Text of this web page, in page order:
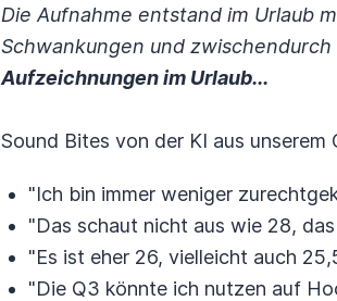
Die Aufnahme entstand im Urlaub
Schwankungen und
Aufzeichnungen im Urlaub...
Sound Bites von der KI aus
"Ich bin immer weniger
"Das schaut nicht aus wie 28,
"Es ist eher 26, vielleicht auch
"Die Q3 könnte ich nutzen auf